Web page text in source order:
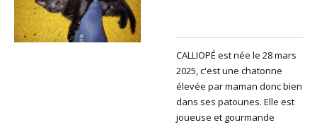
CALLIOPÉ est née le 28 mars
2025, c'est une chatonne
élevée par maman donc bien
dans ses patounes. Elle est
joueuse et gourmande